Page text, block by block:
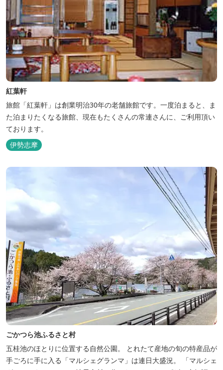
紅葉軒
旅館「紅葉軒」は創業明治30年の老舗旅館です。一度泊まると、ま
た泊まりたくなる旅館、現在もたくさんの常連さんに、ご利用頂い
ております。
伊勢志摩
ごかつら池ふるさと村
五桂池のほとりに位置する自然公園。 とれたて産地の旬の特産品が
手ごろに手に入る「マルシェグランマ」は連日大盛況。 「マルシェ